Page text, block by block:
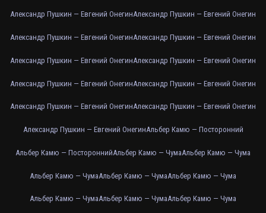
Александр Пушкин — Евгений ОнегинАлександр Пушкин — Евгений Онегин
Александр Пушкин — Евгений ОнегинАлександр Пушкин — Евгений Онегин
Александр Пушкин — Евгений ОнегинАлександр Пушкин — Евгений Онегин
Александр Пушкин — Евгений ОнегинАлександр Пушкин — Евгений Онегин
Александр Пушкин — Евгений ОнегинАлександр Пушкин — Евгений Онегин
Александр Пушкин — Евгений ОнегинАльбер Камю — Посторонний
Альбер Камю — ПостороннийАльбер Камю — ЧумаАльбер Камю — Чума
Альбер Камю — ЧумаАльбер Камю — ЧумаАльбер Камю — Чума
Альбер Камю — ЧумаАльбер Камю — ЧумаАльбер Камю — Чума